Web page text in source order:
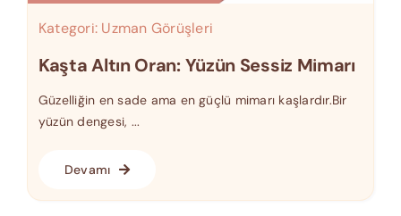
Kategori: Uzman Görüşleri
Kaşta Altın Oran: Yüzün Sessiz Mimarı
Güzelliğin en sade ama en güçlü mimarı kaşlardır.Bir
yüzün dengesi, ...
Devamı